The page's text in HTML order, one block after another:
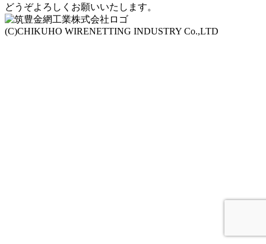
どうぞよろしくお願いいたします。
(C)CHIKUHO WIRENETTING INDUSTRY Co.,LTD